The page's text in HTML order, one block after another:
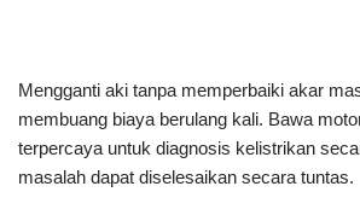
Mengganti aki tanpa memperbaiki akar
membuang biaya berulang kali. Bawa
terpercaya untuk diagnosis kelistrikan
masalah dapat diselesaikan secara tuntas.